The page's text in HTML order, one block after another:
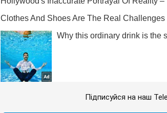
Підписуйся на наш